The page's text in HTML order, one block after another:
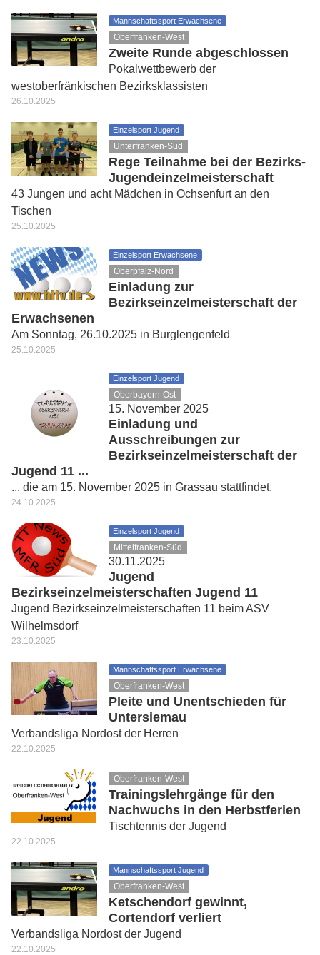
Mannschaftssport Erwachsene
Oberfranken-West
Zweite Runde abgeschlossen
Pokalwettbewerb der
westoberfränkischen Bezirksklassisten
26.10.2025
Einzelsport Jugend
Unterfranken-Süd
Rege Teilnahme bei der Bezirks-
Jugendeinzelmeisterschaft
43 Jungen und acht Mädchen in Ochsenfurt an den
Tischen
25.10.2025
Einzelsport Erwachsene
Oberpfalz-Nord
Einladung zur
Bezirkseinzelmeisterschaft der
Erwachsenen
Am Sonntag, 26.10.2025 in Burglengenfeld
25.10.2025
Einzelsport Jugend
Oberbayern-Ost
15. November 2025
Einladung und
Ausschreibungen zur
Bezirkseinzelmeisterschaft der
Jugend 11 ...
... die am 15. November 2025 in Grassau stattfindet.
24.10.2025
Einzelsport Jugend
Mittelfranken-Süd
30.11.2025
Jugend
Bezirkseinzelmeisterschaften Jugend 11
Jugend Bezirkseinzelmeisterschaften 11 beim ASV
Wilhelmsdorf
23.10.2025
Mannschaftssport Erwachsene
Oberfranken-West
Pleite und Unentschieden für
Untersiemau
Verbandsliga Nordost der Herren
22.10.2025
Oberfranken-West
Trainingslehrgänge für den
Nachwuchs in den Herbstferien
Tischtennis der Jugend
22.10.2025
Mannschaftssport Jugend
Oberfranken-West
Ketschendorf gewinnt,
Cortendorf verliert
Verbandsliga Nordost der Jugend
22.10.2025